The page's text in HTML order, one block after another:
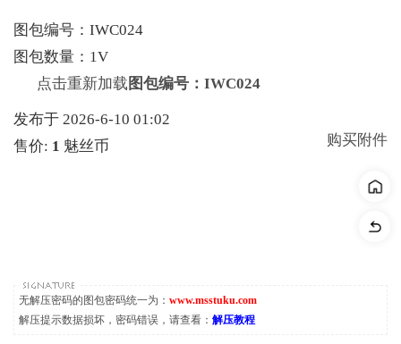
图包编号：IWC024
图包数量：1V
点击重新加载 图包编号：IWC024
发布于 2026-6-10 01:02
售价: 1 魅丝币 购买附件
无解压密码的图包密码统一为： www.msstuku.com
解压提示数据损坏，密码错误，请查看： 解压教程